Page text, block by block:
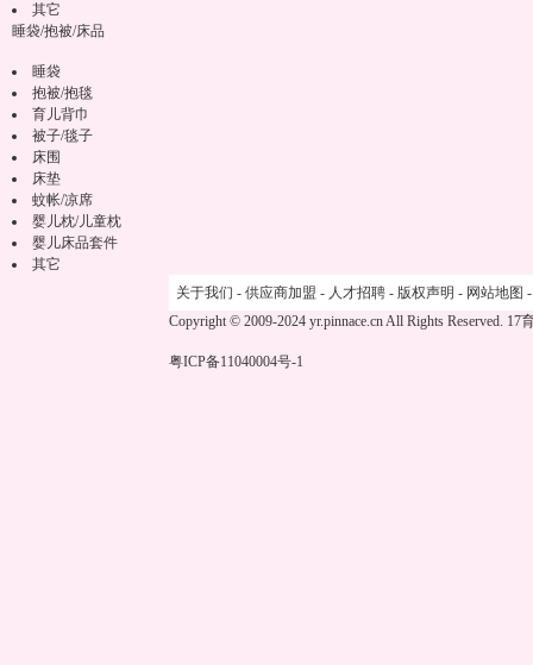
其它
睡袋/抱被/床品
睡袋
抱被/抱毯
育儿背巾
被子/毯子
床围
床垫
蚊帐/凉席
婴儿枕/儿童枕
婴儿床品套件
其它
关于我们 - 供应商加盟 - 人才招聘 - 版权声明 - 网站地图
Copyright © 2009-2024 yr.pinnace.cn All Rights Reserved. 17
粤ICP备11040004号-1